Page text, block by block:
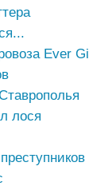
Ever
лося